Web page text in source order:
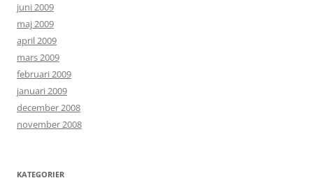
juni 2009
maj 2009
april 2009
mars 2009
februari 2009
januari 2009
december 2008
november 2008
KATEGORIER